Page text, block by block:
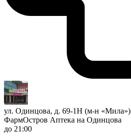
ул. Одинцова, д. 69-1Н (м-н «Мила»)
ФармОстров Аптека на Одинцова
до 21:00